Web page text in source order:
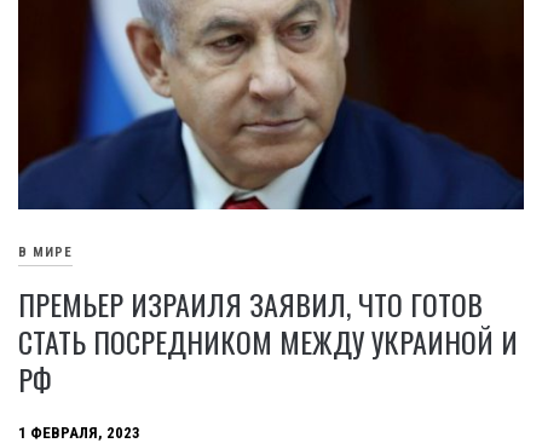
В МИРЕ
ПРЕМЬЕР ИЗРАИЛЯ ЗАЯВИЛ, ЧТО ГОТОВ
СТАТЬ ПОСРЕДНИКОМ МЕЖДУ УКРАИНОЙ И
РФ
1 ФЕВРАЛЯ, 2023